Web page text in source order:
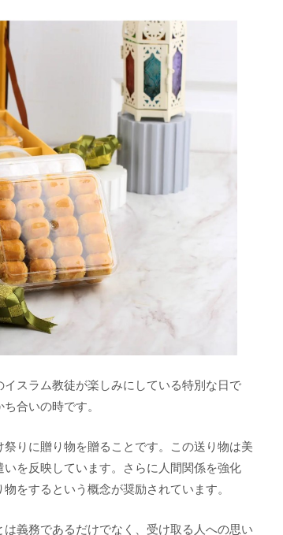
スラム教徒が楽しみにしている特別な日で
合いの時です。
りに贈り物を贈ることです。この送り物は美
を反映しています。さらに人間関係を強化
をするという概念が奨励されています。
義務であるだけでなく、受け取る人への思い